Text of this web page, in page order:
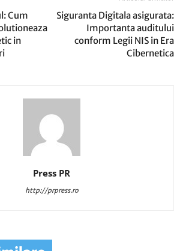
Cum
in
Siguranta Digitala asigurata:
Importanta auditului
conform Legii NIS in Era
Cibernetica
Press PR
http://prpress.ro